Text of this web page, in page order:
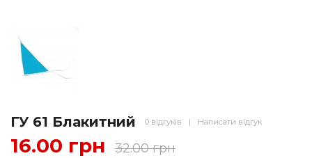
ГУ 61 Блакитний 0 відгуків | Написати відгук
16.00 грн 32.00 грн